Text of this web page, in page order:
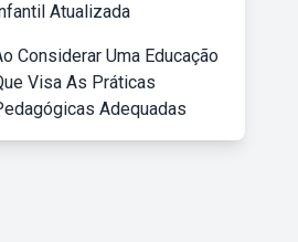
Atualizada
Considerar Uma Educação
Visa As Práticas
Adequadas